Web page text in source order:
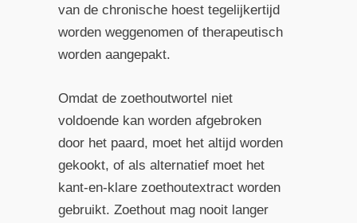
van de chronische hoest tegelijkertijd
worden weggenomen of therapeutisch
worden aangepakt.
Omdat de zoethoutwortel niet
voldoende kan worden afgebroken
door het paard, moet het altijd worden
gekookt, of als alternatief moet het
kant-en-klare zoethoutextract worden
gebruikt. Zoethout mag nooit langer